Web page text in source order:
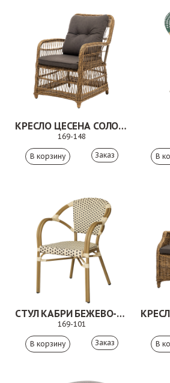
КРЕСЛО ЦЕСЕНА СОЛОМЕННЫЙ
169-148
Заказ
СТУЛ КАБРИ БЕЖЕВО-КОРИЧНЕВЫЙ
169-101
Заказ